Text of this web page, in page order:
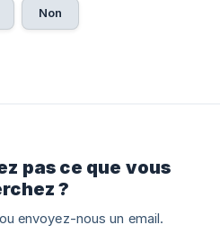
Non
pas ce que vous
?
envoyez-nous un email.